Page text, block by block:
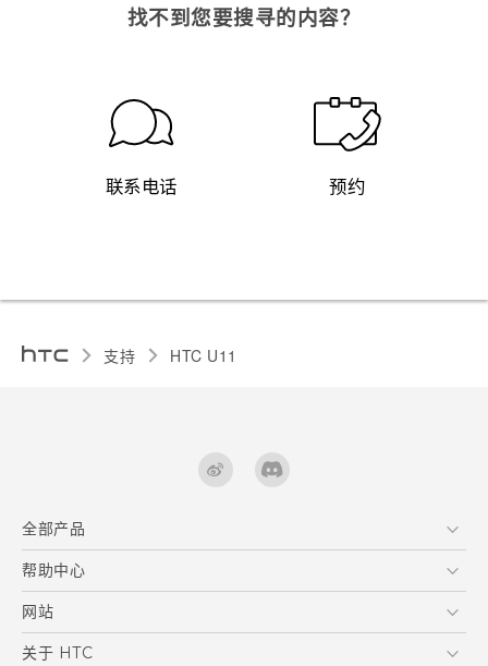
找不到您要搜寻的内容？
联系电话 预约
支持 HTC U11‎
全部产品
区块链智能手机
VIVE
帮助中心
在线客服
支援与服务
网站
HTC Dev
关于 HTC